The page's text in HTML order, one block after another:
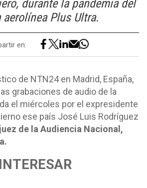
durante la pandemia del
Plus Ultra.
en:
de NTN24 en Madrid, España,
grabaciones de audio de la
el miércoles por el expresidente
ese país José Luis Rodríguez
de la Audiencia Nacional,